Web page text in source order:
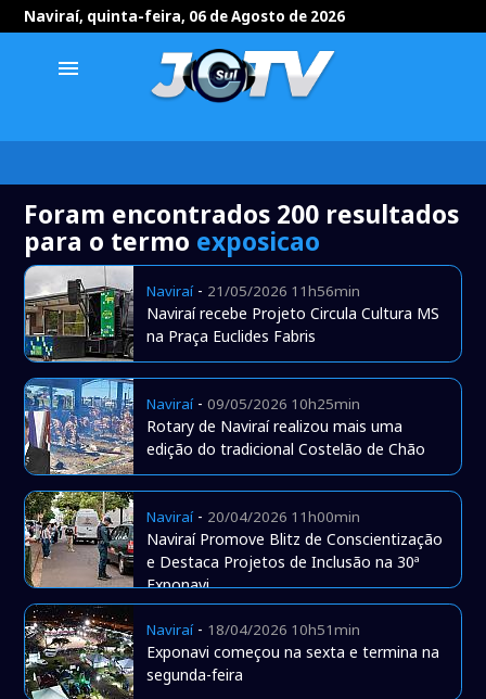
Naviraí, quinta-feira, 06 de Agosto de 2026
menu
Foram encontrados 200 resultados
para o termo exposicao
Naviraí- 21/05/2026 11h56min
Naviraí recebe Projeto Circula Cultura MS
na Praça Euclides Fabris
Naviraí-09/05/2026 10h25min
Rotary de Naviraí realizou mais uma
edição do tradicional Costelão de Chão
Naviraí- 20/04/2026 11h00min
Naviraí Promove Blitz de Conscientização
e Destaca Projetos de Inclusão na 30ª
Exponavi
Naviraí- 18/04/2026 10h51min
Exponavi começou na sexta e termina na
segunda-feira